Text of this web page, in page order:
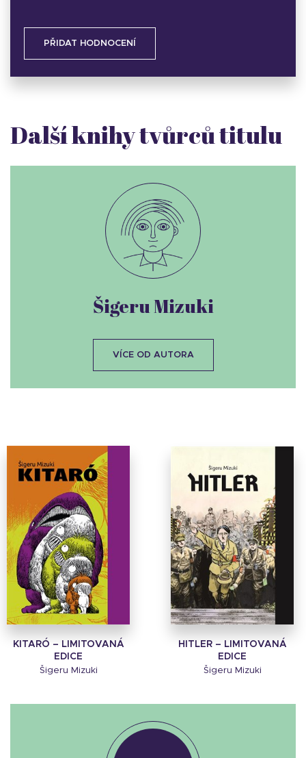
PŘIDAT HODNOCENÍ
Další knihy tvůrců titulu
KITARÓ – LIMITOVANÁ
EDICE
Šigeru Mizuki
HITLER – LIMITOVANÁ
EDICE
Šigeru Mizuki
Šigeru Mizuki
VÍCE OD AUTORA